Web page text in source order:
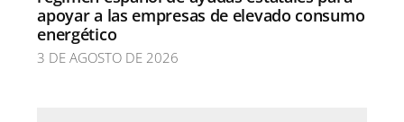
apoyar a las empresas de elevado consumo
energético
3 DE AGOSTO DE 2026